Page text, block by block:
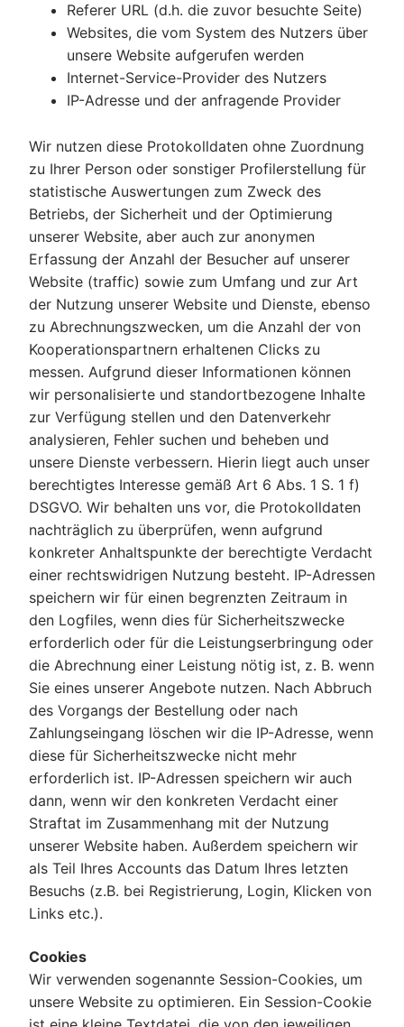
Referer URL (d.h. die zuvor besuchte Seite)
Websites, die vom System des Nutzers über
unsere Website aufgerufen werden
Internet-Service-Provider des Nutzers
IP-Adresse und der anfragende Provider
Wir nutzen diese Protokolldaten ohne Zuordnung
zu Ihrer Person oder sonstiger Profilerstellung für
statistische Auswertungen zum Zweck des
Betriebs, der Sicherheit und der Optimierung
unserer Website, aber auch zur anonymen
Erfassung der Anzahl der Besucher auf unserer
Website (traffic) sowie zum Umfang und zur Art
der Nutzung unserer Website und Dienste, ebenso
zu Abrechnungszwecken, um die Anzahl der von
Kooperationspartnern erhaltenen Clicks zu
messen. Aufgrund dieser Informationen können
wir personalisierte und standortbezogene Inhalte
zur Verfügung stellen und den Datenverkehr
analysieren, Fehler suchen und beheben und
unsere Dienste verbessern. Hierin liegt auch unser
berechtigtes Interesse gemäß Art 6 Abs. 1 S. 1 f)
DSGVO. Wir behalten uns vor, die Protokolldaten
nachträglich zu überprüfen, wenn aufgrund
konkreter Anhaltspunkte der berechtigte Verdacht
einer rechtswidrigen Nutzung besteht. IP-Adressen
speichern wir für einen begrenzten Zeitraum in
den Logfiles, wenn dies für Sicherheitszwecke
erforderlich oder für die Leistungserbringung oder
die Abrechnung einer Leistung nötig ist, z. B. wenn
Sie eines unserer Angebote nutzen. Nach Abbruch
des Vorgangs der Bestellung oder nach
Zahlungseingang löschen wir die IP-Adresse, wenn
diese für Sicherheitszwecke nicht mehr
erforderlich ist. IP-Adressen speichern wir auch
dann, wenn wir den konkreten Verdacht einer
Straftat im Zusammenhang mit der Nutzung
unserer Website haben. Außerdem speichern wir
als Teil Ihres Accounts das Datum Ihres letzten
Besuchs (z.B. bei Registrierung, Login, Klicken von
Links etc.).
Cookies
Wir verwenden sogenannte Session-Cookies, um
unsere Website zu optimieren. Ein Session-Cookie